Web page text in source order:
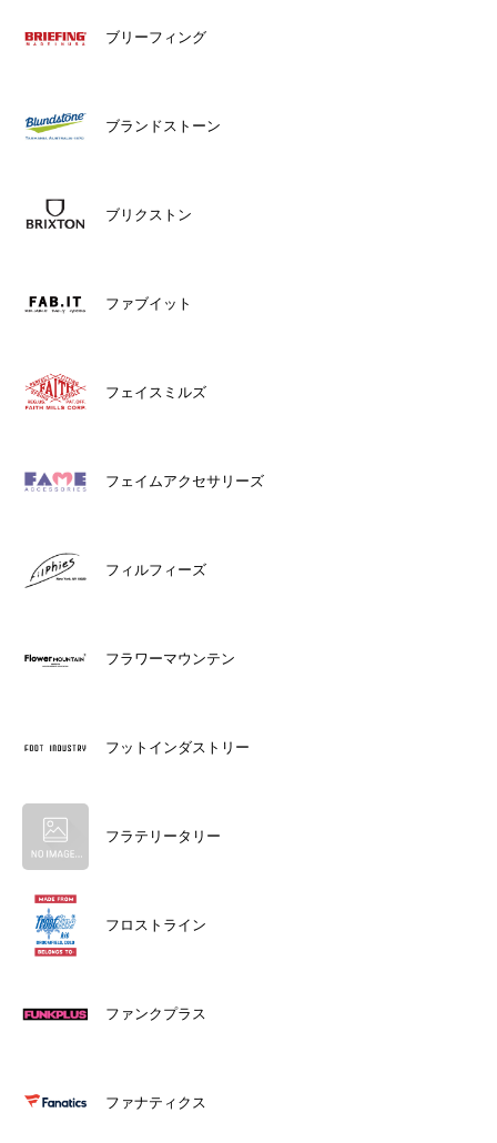
ブリーフィング
ブランドストーン
ブリクストン
ファブイット
フェイスミルズ
フェイムアクセサリーズ
フィルフィーズ
フラワーマウンテン
フットインダストリー
フラテリータリー
フロストライン
ファンクプラス
ファナティクス